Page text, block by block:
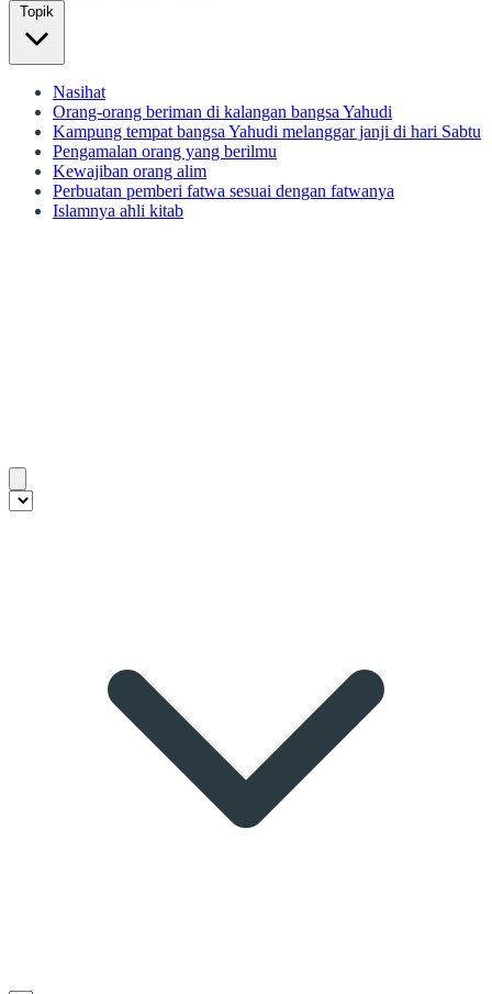
Topik
Nasihat
Orang-orang beriman di kalangan bangsa Yahudi
Kampung tempat bangsa Yahudi melanggar janji di hari Sabtu
Pengamalan orang yang berilmu
Kewajiban orang alim
Perbuatan pemberi fatwa sesuai dengan fatwanya
Islamnya ahli kitab